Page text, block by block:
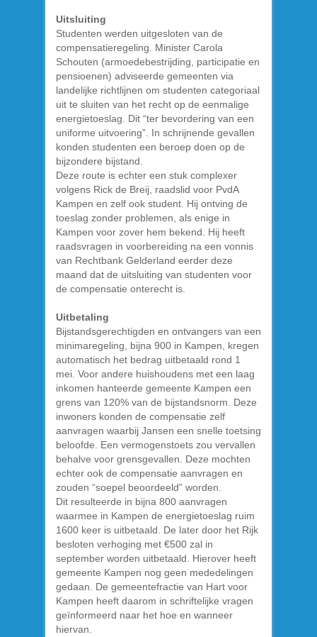
Uitsluiting
Studenten werden uitgesloten van de
compensatieregeling. Minister Carola
Schouten (armoedebestrijding, participatie en
pensioenen) adviseerde gemeenten via
landelijke richtlijnen om studenten categoriaal
uit te sluiten van het recht op de eenmalige
energietoeslag. Dit “ter bevordering van een
uniforme uitvoering”. In schrijnende gevallen
konden studenten een beroep doen op de
bijzondere bijstand.
Deze route is echter een stuk complexer
volgens Rick de Breij, raadslid voor PvdA
Kampen en zelf ook student. Hij ontving de
toeslag zonder problemen, als enige in
Kampen voor zover hem bekend. Hij heeft
raadsvragen in voorbereiding na een vonnis
van Rechtbank Gelderland eerder deze
maand dat de uitsluiting van studenten voor
de compensatie onterecht is.
Uitbetaling
Bijstandsgerechtigden en ontvangers van een
minimaregeling, bijna 900 in Kampen, kregen
automatisch het bedrag uitbetaald rond 1
mei. Voor andere huishoudens met een laag
inkomen hanteerde gemeente Kampen een
grens van 120% van de bijstandsnorm. Deze
inwoners konden de compensatie zelf
aanvragen waarbij Jansen een snelle toetsing
beloofde. Een vermogenstoets zou vervallen
behalve voor grensgevallen. Deze mochten
echter ook de compensatie aanvragen en
zouden “soepel beoordeeld” worden.
Dit resulteerde in bijna 800 aanvragen
waarmee in Kampen de energietoeslag ruim
1600 keer is uitbetaald. De later door het Rijk
besloten verhoging met €500 zal in
september worden uitbetaald. Hierover heeft
gemeente Kampen nog geen mededelingen
gedaan. De gemeentefractie van Hart voor
Kampen heeft daarom in schriftelijke vragen
geïnformeerd naar het hoe en wanneer
hiervan.